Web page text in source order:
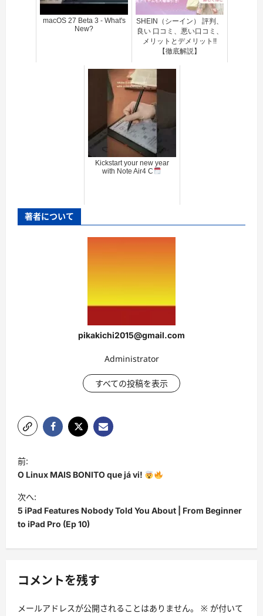
macOS 27 Beta 3 - What's
New?
SHEIN（シーイン） 評判、
良い 口コミ、悪い口コミ、
メリットとデメリット!!
【徹底解説】
Kickstart your new year
with Note Air4 C
著者について
pikakichi2015@gmail.com
Administrator
すべての投稿を表示
投
稿
ナ
ビ
ゲ
ー
ョ
前:
O Linux MAIS BONITO que já vi!
次へ:
5 iPad Features Nobody Told You About | From Beginner
to iPad Pro (Ep 10)
コメントを残す
メールアドレスが公開されることはありません。 ※ が付いて